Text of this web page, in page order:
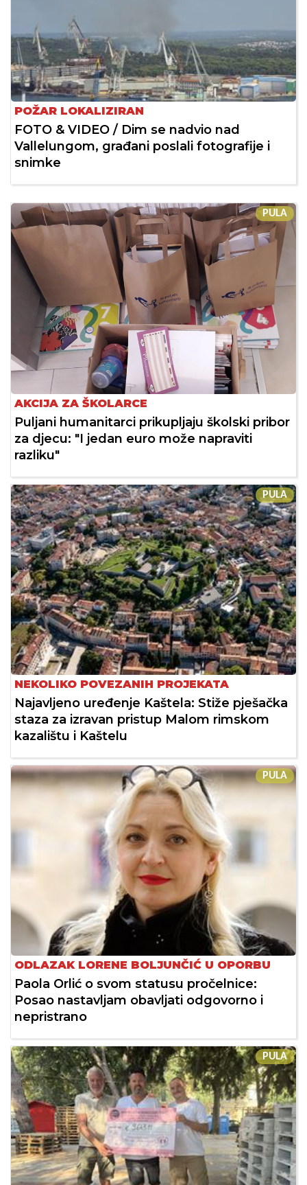
POŽAR LOKALIZIRAN
FOTO & VIDEO / Dim se nadvio nad
Vallelungom, građani poslali fotografije i
snimke
PULA
AKCIJA ZA ŠKOLARCE
Puljani humanitarci prikupljaju školski pribor
za djecu: "I jedan euro može napraviti
razliku"
PULA
NEKOLIKO POVEZANIH PROJEKATA
Najavljeno uređenje Kaštela: Stiže pješačka
staza za izravan pristup Malom rimskom
kazalištu i Kaštelu
PULA
ODLAZAK LORENE BOLJUNČIĆ U OPORBU
Paola Orlić o svom statusu pročelnice:
Posao nastavljam obavljati odgovorno i
nepristrano
PULA